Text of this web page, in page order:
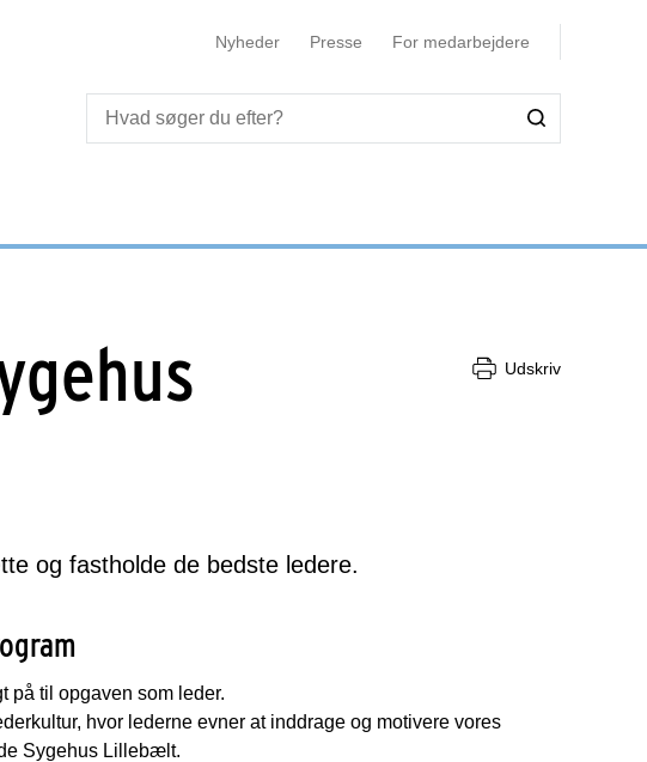
Nyheder Presse For medarbejdere
Udskriv
og fastholde de bedste ledere.
på til opgaven som leder.
hvor lederne evner at inddrage og motivere vores
Sygehus Lillebælt.